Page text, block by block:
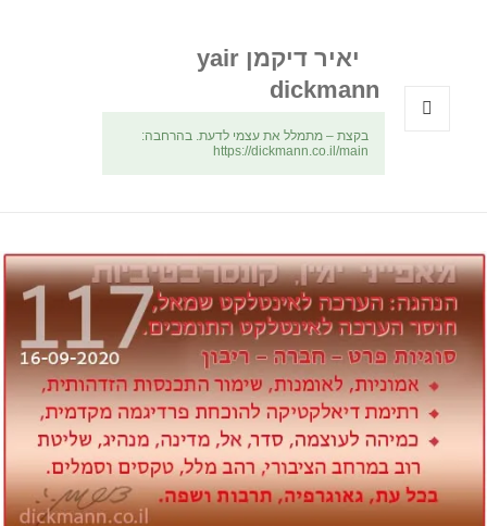
יאיר דיקמן yair
dickmann
בקצת – מתמלל את עצמי לדעת. בהרחבה:
https://dickmann.co.il/main